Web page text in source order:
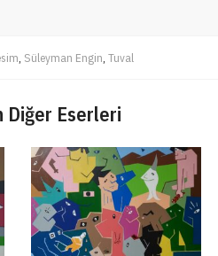
, Süleyman Engin, Tuval
Diğer Eserleri